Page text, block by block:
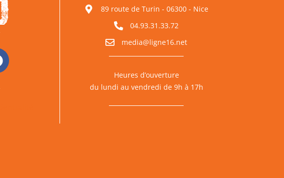
89 route de Turin - 06300 - Nice
04.93.31.33.72
media@ligne16.net
Heures d’ouverture
du lundi au vendredi de 9h à 17h